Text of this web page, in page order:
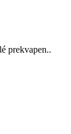
prekvapen..